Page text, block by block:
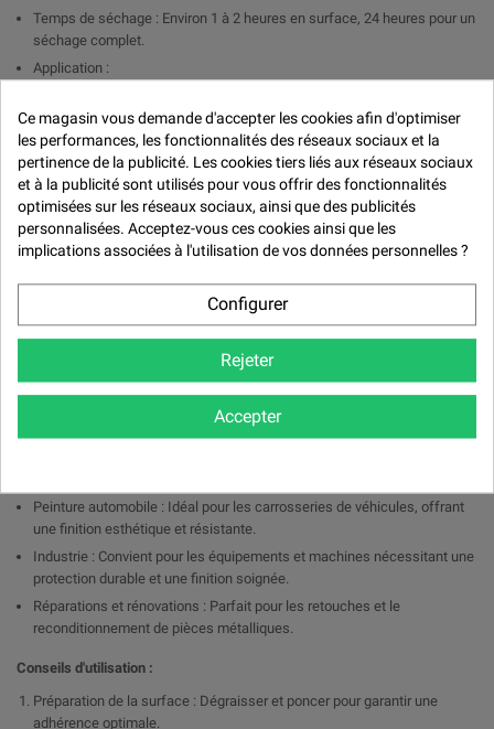
Temps de séchage : Environ 1 à 2 heures en surface, 24 heures pour un
séchage complet.
Application :
de 5 à 10 % de diluant.
PINCEAUX : Ajouter 1 part de durcisseur pour 2 parts de peinture
Rendement : 6 m2 au kg de peinture
Avantages:
Brillance durable : La finition brillant direct assure un éclat profond et
résistant sans nécessiter de couche de vernis.
Résistance élevée : Formule résistante aux intempéries, aux UV, aux
produits chimiques et aux rayures.
Application uniforme : Bonne fluidité pour une application homogène et
un rendu professionnel.
Temps de séchage rapide : Assure une efficacité optimale pour les
travaux nécessitant un séchage rapide.
Peinture automobile : Idéal pour les carrosseries de véhicules, offrant
une finition esthétique et résistante.
Industrie : Convient pour les équipements et machines nécessitant une
protection durable et une finition soignée.
Réparations et rénovations : Parfait pour les retouches et le
reconditionnement de pièces métalliques.
Conseils d'utilisation :
Préparation de la surface : Dégraisser et poncer pour garantir une
adhérence optimale.
Ce magasin vous demande d'accepter les cookies afin d'optimiser
les performances, les fonctionnalités des réseaux sociaux et la
pertinence de la publicité. Les cookies tiers liés aux réseaux sociaux
et à la publicité sont utilisés pour vous offrir des fonctionnalités
optimisées sur les réseaux sociaux, ainsi que des publicités
personnalisées. Acceptez-vous ces cookies ainsi que les
implications associées à l'utilisation de vos données personnelles ?
Configurer
Rejeter
Accepter